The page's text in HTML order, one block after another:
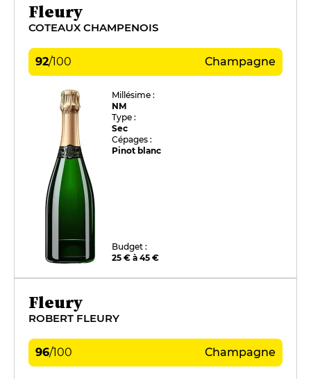
Fleury
COTEAUX CHAMPENOIS
92/100 Champagne
Millésime :
NM
Type :
Sec
Cépages :
Pinot blanc
Budget :
25 € à 45 €
Fleury
ROBERT FLEURY
96/100 Champagne